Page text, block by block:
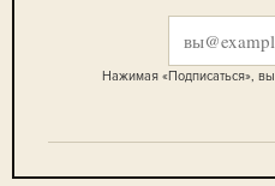
Нажимая «Подписаться»,